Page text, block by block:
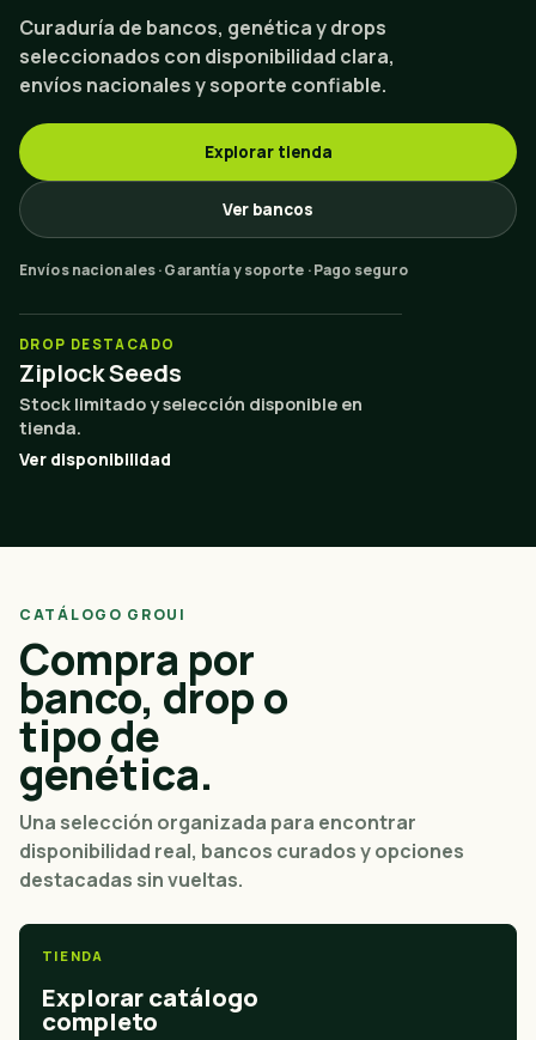
Curaduría de bancos, genética y drops
seleccionados con disponibilidad clara,
envíos nacionales y soporte confiable.
Explorar tienda
Ver bancos
Envíos nacionales · Garantía y soporte · Pago seguro
DROP DESTACADO
Ziplock Seeds
Stock limitado y selección disponible en
tienda.
Ver disponibilidad
CATÁLOGO GROUI
Compra por
banco, drop o
tipo de
genética.
Una selección organizada para encontrar
disponibilidad real, bancos curados y opciones
destacadas sin vueltas.
TIENDA
Explorar catálogo
completo